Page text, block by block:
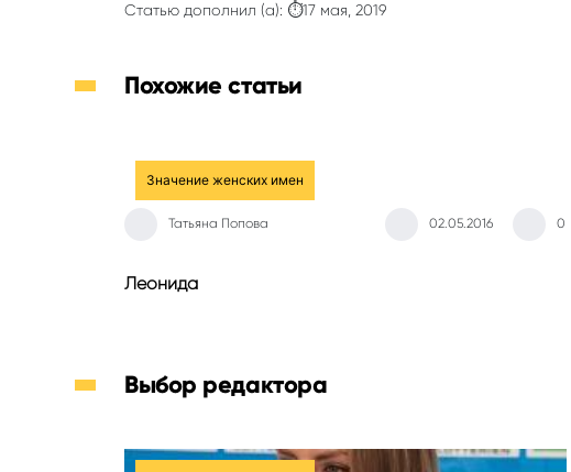
Статью дополнил (а): ⏱17 мая, 2019
Похожие статьи
Значение женских имен
Татьяна Попова 02.05.2016 0
Леонида
Выбор редактора